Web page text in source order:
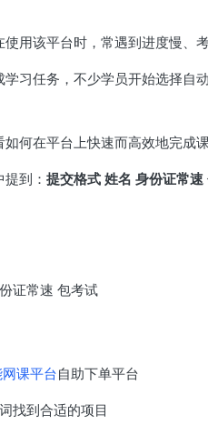
用该平台时，常遇到进度慢、
学习任务，不少学员开始选择自
何在平台上快速而高效地完成
到： 提交格式 姓名 身份证常速
证常速 包考试
课平台自助下单平台
找到合适的项目